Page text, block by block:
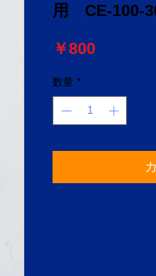
用 CE-100-
￥800価
数量 *